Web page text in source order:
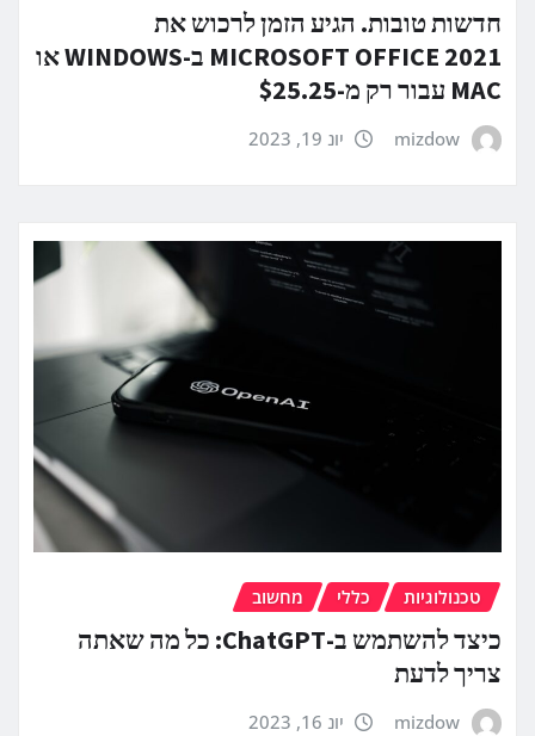
חדשות טובות. הגיע הזמן לרכוש את
MICROSOFT OFFICE 2021 ב-WINDOWS או
MAC עבור רק מ-$25.25
mizdow יונ 19, 2023
טכנולוגיות כללי מחשוב
כיצד להשתמש ב-ChatGPT: כל מה שאתה
צריך לדעת
mizdow יונ 16, 2023